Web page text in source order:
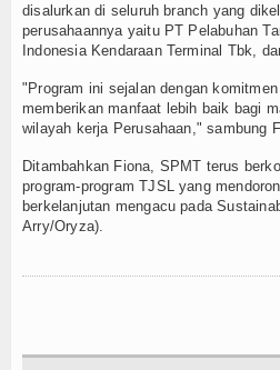
disalurkan di seluruh branch yang
perusahaannya yaitu PT Pelabuhan
Indonesia Kendaraan Terminal Tbk,
"Program ini sejalan dengan
memberikan manfaat lebih baik bagi
wilayah kerja Perusahaan," sambung
Ditambahkan Fiona, SPMT terus
program-program TJSL yang
berkelanjutan mengacu pada
Arry/Oryza).